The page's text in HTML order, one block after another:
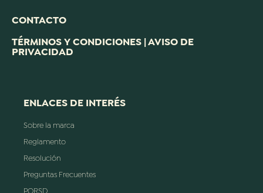
CONTACTO
TÉRMINOS Y CONDICIONES | AVISO DE
PRIVACIDAD
ENLACES DE INTERÉS
Sobre la marca
Reglamento
Resolución
Preguntas Frecuentes
PQRSD